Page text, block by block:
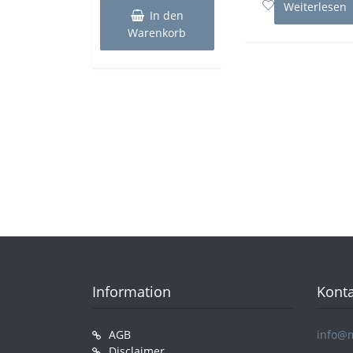
In den
Warenkorb
Weiterlesen
Information
AGB